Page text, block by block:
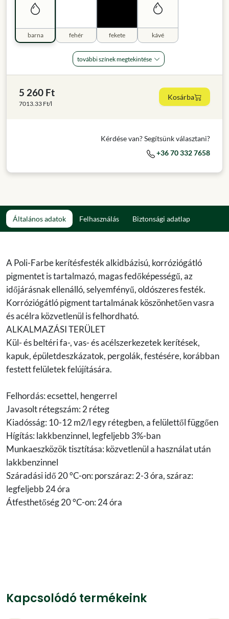
barna fehér fekete kávé
további színek megtekintése
5 260 Ft
7013.33 Ft/l
Kosárba
Kérdése van? Segítsünk választani?
+36 70 332 7658
Általános adatok Felhasználás Biztonsági adatlap
A Poli-Farbe kerítésfesték alkidbázisú, korróziógátló
pigmentet is tartalmazó, magas fedőképességű, az
időjárásnak ellenálló, selyemfényű, oldószeres festék.
Korróziógátló pigment tartalmának köszönhetően vasra
és acélra közvetlenül is felhordható.
ALKALMAZÁSI TERÜLET
Kül- és beltéri fa-, vas- és acélszerkezetek kerítések,
kapuk, épületdeszkázatok, pergolák, festésére, korábban
festett felületek felújítására.
Felhordás: ecsettel, hengerrel
Javasolt rétegszám: 2 réteg
Kiadósság: 10-12 m2/l egy rétegben, a felülettől függően
Hígítás: lakkbenzinnel, legfeljebb 3%-ban
Munkaeszközök tisztítása: közvetlenül a használat után
lakkbenzinnel
Száradási idő 20 °C-on: porszáraz: 2-3 óra, száraz:
legfeljebb 24 óra
Átfesthetőség 20 °C-on: 24 óra
Kapcsolódó termékeink